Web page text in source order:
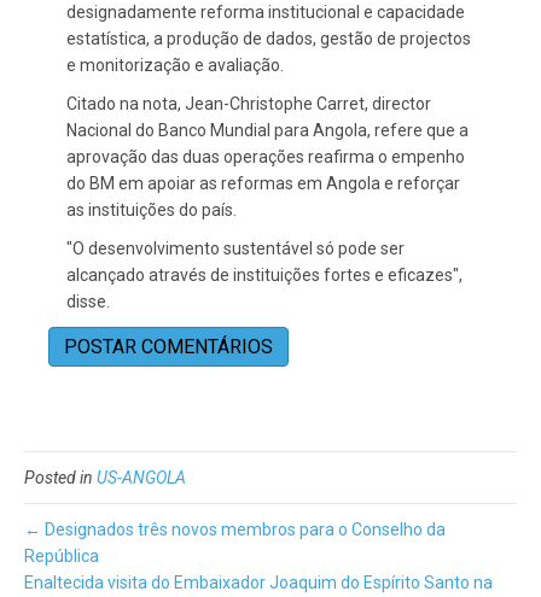
designadamente reforma institucional e capacidade
estatística, a produção de dados, gestão de projectos
e monitorização e avaliação.
Citado na nota, Jean-Christophe Carret, director
Nacional do Banco Mundial para Angola, refere que a
aprovação das duas operações reafirma o empenho
do BM em apoiar as reformas em Angola e reforçar
as instituições do país.
"O desenvolvimento sustentável só pode ser
alcançado através de instituições fortes e eficazes",
disse.
POSTAR COMENTÁRIOS
Posted in US-ANGOLA
← Designados três novos membros para o Conselho da
República
Enaltecida visita do Embaixador Joaquim do Espírito Santo na